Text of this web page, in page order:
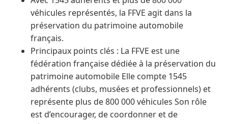
véhicules représentés, la FFVE agit dans la
préservation du patrimoine automobile
français.
Principaux points clés : La FFVE est une
fédération française dédiée à la préservation du
patrimoine automobile Elle compte 1545
adhérents (clubs, musées et professionnels) et
représente plus de 800 000 véhicules Son rôle
est d’encourager, de coordonner et de